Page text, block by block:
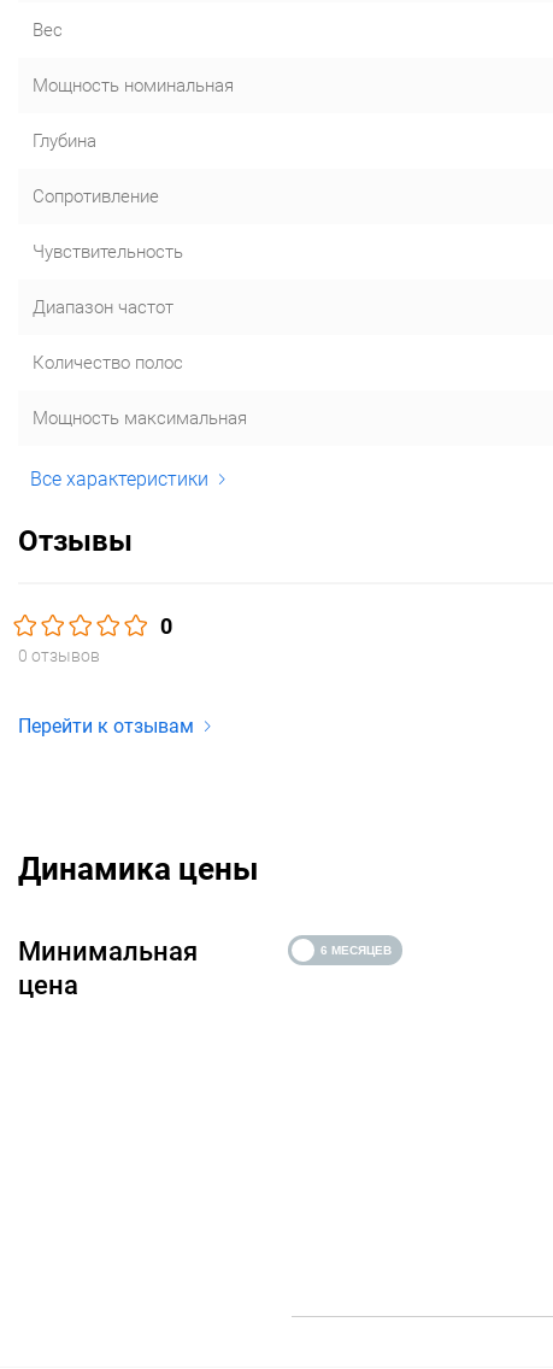
Вес
Мощность номинальная
Глубина
Сопротивление
Чувствительность
Диапазон частот
Количество полос
Мощность максимальная
Все характеристики
Отзывы
0
0 отзывов
Перейти к отзывам
Динамика цены
Минимальная
цена